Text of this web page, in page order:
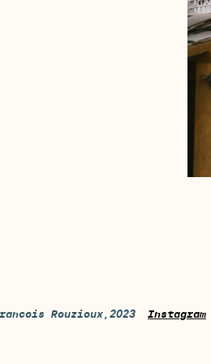
Rouzioux,2023 Instagram